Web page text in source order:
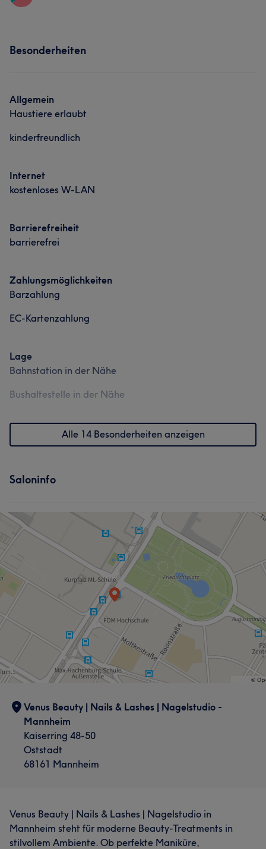
Besonderheiten
Allgemein
Haustiere erlaubt
kinderfreundlich
Internet
kostenloses W-LAN
Barrierefreiheit
barrierefrei
Zahlungsmöglichkeiten
Barzahlung
EC-Kartenzahlung
Lage
Bahnstation in der Nähe
Bushaltestelle in der Nähe
Alle 14 Besonderheiten anzeigen
Saloninfo
Venus Beauty | Nails & Lashes | Nagelstudio -
Mannheim
Kaiserring 48-50
Oststadt
68161 Mannheim
Venus Beauty | Nails & Lashes | Nagelstudio in
Mannheim steht für moderne Beauty-Treatments in
stilvollem Ambiente. Ob perfekte Maniküre,